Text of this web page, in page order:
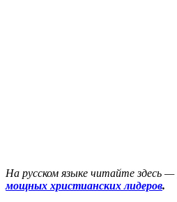
На русском языке читайте здесь —
мощных христианских лидеров.